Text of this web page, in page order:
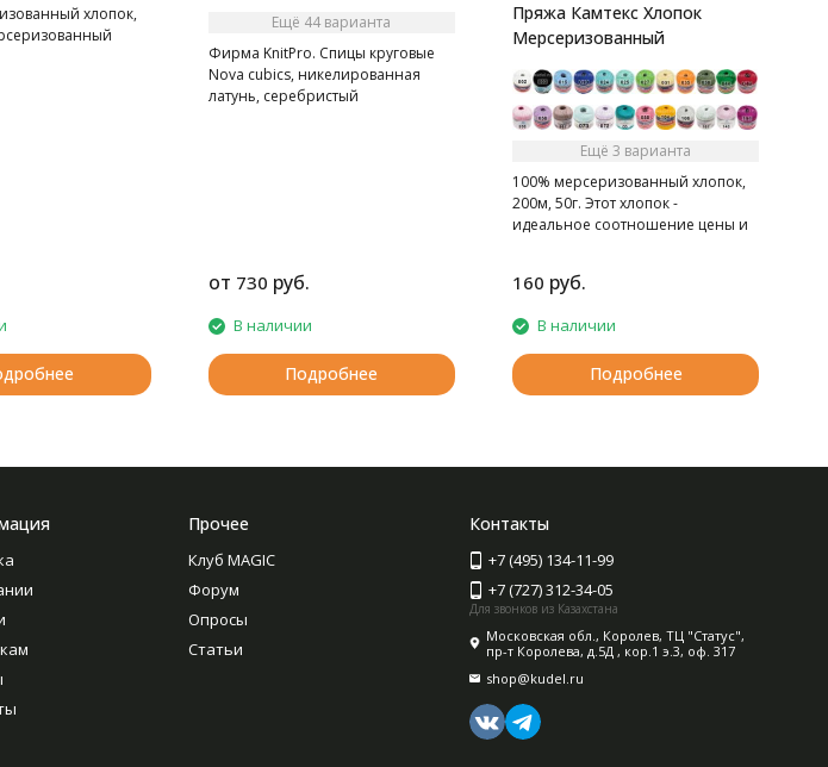
хлопок,
Ещё 44 варианта
Фирма KnitPro. Спицы круговые
Nova cubics, никелированная
латунь, серебристый
от 730 руб.
В наличии
Подробнее
Пряжа Камтекс Хлопок
Мерсеризованный
Ещё 3 варианта
100% мерсеризованный хлопок,
200м, 50г. Этот хлопок -
идеальное соотношение цены и
160 руб.
В наличии
Подробнее
Прочее
Клуб MAGIC
Форум
Опросы
Статьи
Контакты
+7 (495) 134-11-99
+7 (727) 312-34-05
Для звонков из Казахстана
Московская обл., Королев, ТЦ "Статус",
пр-т Королева, д.5Д , кор.1 э.3, оф. 317
shop@kudel.ru